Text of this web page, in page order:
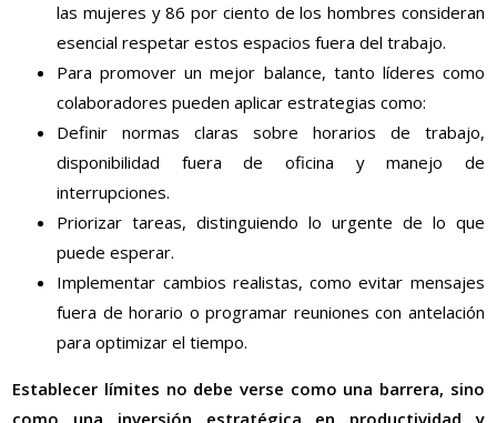
las mujeres y 86por ciento de los hombres consideran
esencial respetar estos espacios fuera del trabajo.
Para promover un mejor balance, tanto líderes como
colaboradores pueden aplicar estrategias como:
Definir normas claras sobre horarios de trabajo,
disponibilidad fuera de oficina y manejo de
interrupciones.
Priorizar tareas, distinguiendo lo urgente de lo que
puede esperar.
Implementar cambios realistas, como evitar mensajes
fuera de horario o programar reuniones con antelación
para optimizar el tiempo.
Establecer límites no debe verse como una barrera, sino